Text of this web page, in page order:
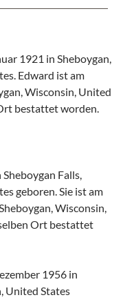
1921 in Sheboygan,
Edward ist am
Wisconsin, United
bestattet worden.
Falls,
geboren. Sie ist am
Wisconsin,
Ort bestattet
1956 in
United States